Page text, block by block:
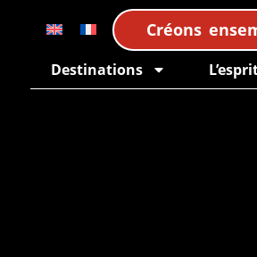
Créons
Destinations